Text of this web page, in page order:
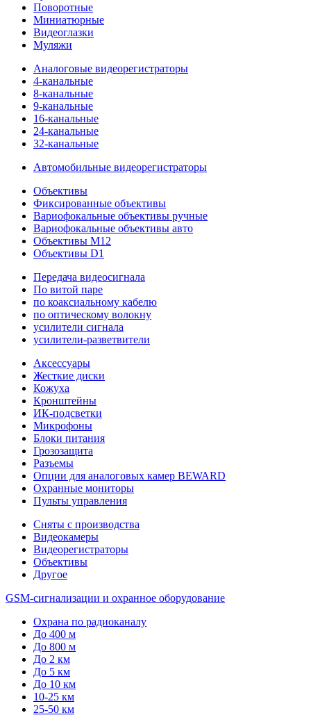
Поворотные
Миниатюрные
Видеоглазки
Муляжи
Аналоговые видеорегистраторы
4-канальные
8-канальные
9-канальные
16-канальные
24-канальные
32-канальные
Автомобильные видеорегистраторы
Объективы
Фиксированные объективы
Вариофокальные объективы ручные
Вариофокальные объективы авто
Объективы M12
Объективы D1
Передача видеосигнала
По витой паре
по коаксиальному кабелю
по оптическому волокну
усилители сигнала
усилители-разветвители
Аксессуары
Жесткие диски
Кожуха
Кронштейны
ИК-подсветки
Микрофоны
Блоки питания
Грозозащита
Разъемы
Опции для аналоговых камер BEWARD
Охранные мониторы
Пульты управления
Сняты с производства
Видеокамеры
Видеорегистраторы
Объективы
Другое
GSM-сигнализации и охранное оборудование
Охрана по радиоканалу
До 400 м
До 800 м
До 2 км
До 5 км
До 10 км
10-25 км
25-50 км